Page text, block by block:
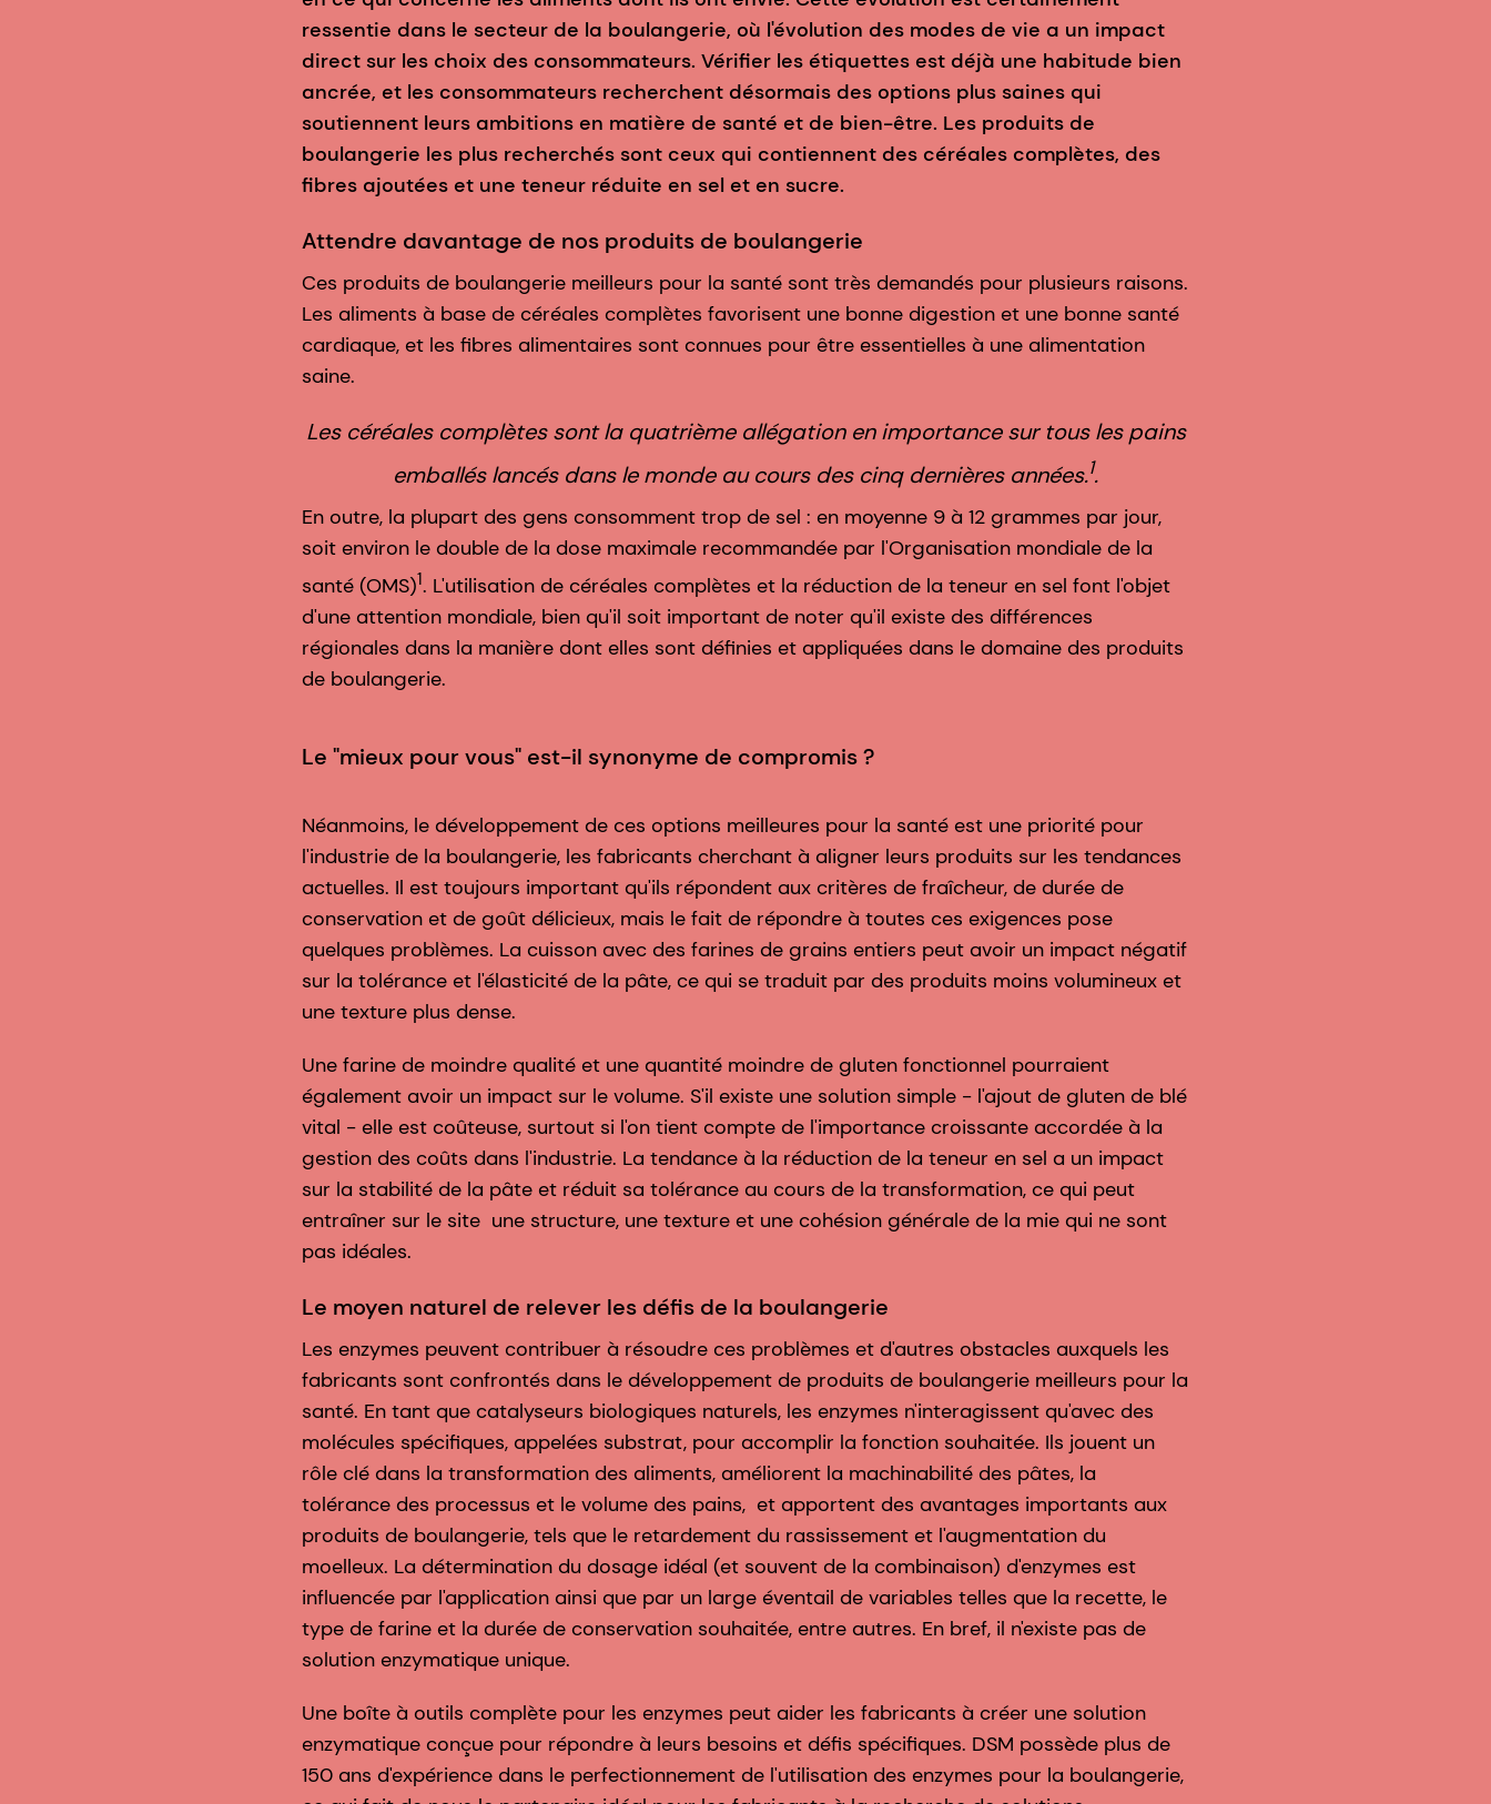
ressentie dans le secteur de la boulangerie, où l'évolution des modes de vie a un impact
direct sur les choix des consommateurs. Vérifier les étiquettes est déjà une habitude bien
ancrée, et les consommateurs recherchent désormais des options plus saines qui
soutiennent leurs ambitions en matière de santé et de bien-être. Les produits de
boulangerie les plus recherchés sont ceux qui contiennent des céréales complètes, des
fibres ajoutées et une teneur réduite en sel et en sucre.
Attendre davantage de nos produits de boulangerie
Ces produits de boulangerie meilleurs pour la santé sont très demandés pour plusieurs raisons.
Les aliments à base de céréales complètes favorisent une bonne digestion et une bonne santé
cardiaque, et les fibres alimentaires sont connues pour être essentielles à une alimentation
saine.
Les céréales complètes sont la quatrième allégation en importance sur tous les pains
emballés lancés dans le monde au cours des cinq dernières années.1.
En outre, la plupart des gens consomment trop de sel : en moyenne 9 à 12 grammes par jour,
soit environ le double de la dose maximale recommandée par l'Organisation mondiale de la
santé (OMS)1. L'utilisation de céréales complètes et la réduction de la teneur en sel font l'objet
d'une attention mondiale, bien qu'il soit important de noter qu'il existe des différences
régionales dans la manière dont elles sont définies et appliquées dans le domaine des produits
de boulangerie.
Le "mieux pour vous" est-il synonyme de compromis ?
Néanmoins, le développement de ces options meilleures pour la santé est une priorité pour
l'industrie de la boulangerie, les fabricants cherchant à aligner leurs produits sur les tendances
actuelles. Il est toujours important qu'ils répondent aux critères de fraîcheur, de durée de
conservation et de goût délicieux, mais le fait de répondre à toutes ces exigences pose
quelques problèmes. La cuisson avec des farines de grains entiers peut avoir un impact négatif
sur la tolérance et l'élasticité de la pâte, ce qui se traduit par des produits moins volumineux et
une texture plus dense.
Une farine de moindre qualité et une quantité moindre de gluten fonctionnel pourraient
également avoir un impact sur le volume. S'il existe une solution simple - l'ajout de gluten de blé
vital - elle est coûteuse, surtout si l'on tient compte de l'importance croissante accordée à la
gestion des coûts dans l'industrie. La tendance à la réduction de la teneur en sel a un impact
sur la stabilité de la pâte et réduit sa tolérance au cours de la transformation, ce qui peut
entraîner sur le site une structure, une texture et une cohésion générale de la mie qui ne sont
pas idéales.
Le moyen naturel de relever les défis de la boulangerie
Les enzymes peuvent contribuer à résoudre ces problèmes et d'autres obstacles auxquels les
fabricants sont confrontés dans le développement de produits de boulangerie meilleurs pour la
santé. En tant que catalyseurs biologiques naturels, les enzymes n'interagissent qu'avec des
molécules spécifiques, appelées substrat, pour accomplir la fonction souhaitée. Ils jouent un
rôle clé dans la transformation des aliments, améliorent la machinabilité des pâtes, la
tolérance des processus et le volume des pains, et apportent des avantages importants aux
produits de boulangerie, tels que le retardement du rassissement et l'augmentation du
moelleux. La détermination du dosage idéal (et souvent de la combinaison) d'enzymes est
influencée par l'application ainsi que par un large éventail de variables telles que la recette, le
type de farine et la durée de conservation souhaitée, entre autres. En bref, il n'existe pas de
solution enzymatique unique.
Une boîte à outils complète pour les enzymes peut aider les fabricants à créer une solution
enzymatique conçue pour répondre à leurs besoins et défis spécifiques. DSM possède plus de
150 ans d'expérience dans le perfectionnement de l'utilisation des enzymes pour la boulangerie,